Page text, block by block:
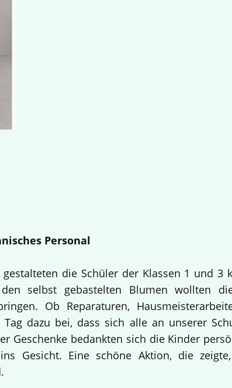
Personal
die Schüler der Klassen 1 und 3
selbst gebastelten Blumen wollten
Ob Reparaturen,
dazu bei, dass sich alle an unserer
Geschenke bedankten sich die Kinder
Gesicht. Eine schöne Aktion, die